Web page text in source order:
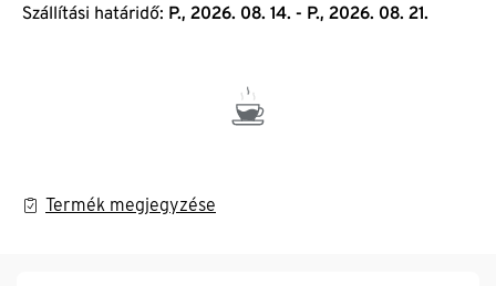
Szállítási határidő: P., 2026. 08. 14. - P., 2026. 08. 21.
Termék megjegyzése